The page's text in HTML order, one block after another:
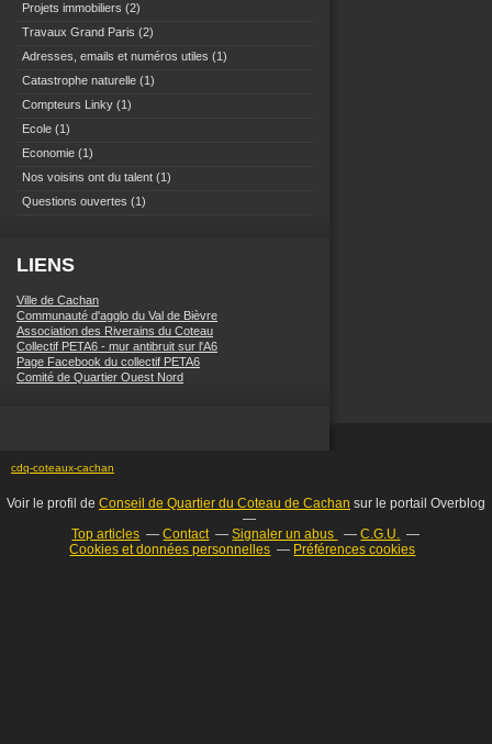
Projets immobiliers (2)
Travaux Grand Paris (2)
Adresses, emails et numéros utiles (1)
Catastrophe naturelle (1)
Compteurs Linky (1)
Ecole (1)
Economie (1)
Nos voisins ont du talent (1)
Questions ouvertes (1)
LIENS
Ville de Cachan
Communauté d'agglo du Val de Bièvre
Association des Riverains du Coteau
Collectif PETA6 - mur antibruit sur l'A6
Page Facebook du collectif PETA6
Comité de Quartier Ouest Nord
cdq-coteaux-cachan
Voir le profil de Conseil de Quartier du Coteau de Cachan sur le portail Overblog
Top articles
Contact Signaler un abus
C.G.U.
Cookies et données personnelles
Préférences cookies